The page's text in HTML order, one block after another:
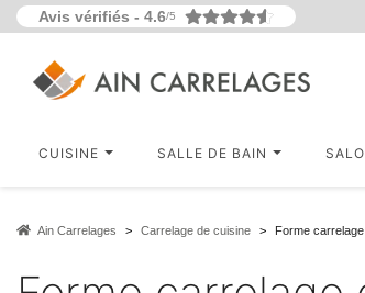
Avis vérifiés - 4.6/5
CUISINE SALLE DE BAIN
Ain Carrelages Carrelage de cuisine Forme